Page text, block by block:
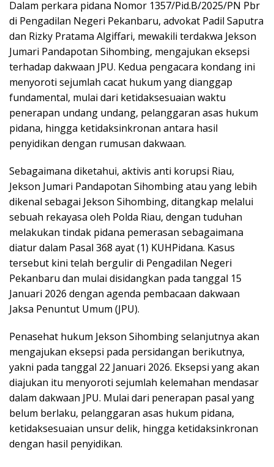
Dalam perkara pidana Nomor 1357/Pid.B/2025/PN Pbr
di Pengadilan Negeri Pekanbaru, advokat Padil Saputra
dan Rizky Pratama Algiffari, mewakili terdakwa Jekson
Jumari Pandapotan Sihombing, mengajukan eksepsi
terhadap dakwaan JPU. Kedua pengacara kondang ini
menyoroti sejumlah cacat hukum yang dianggap
fundamental, mulai dari ketidaksesuaian waktu
penerapan undang undang, pelanggaran asas hukum
pidana, hingga ketidaksinkronan antara hasil
penyidikan dengan rumusan dakwaan.
Sebagaimana diketahui, aktivis anti korupsi Riau,
Jekson Jumari Pandapotan Sihombing atau yang lebih
dikenal sebagai Jekson Sihombing, ditangkap melalui
sebuah rekayasa oleh Polda Riau, dengan tuduhan
melakukan tindak pidana pemerasan sebagaimana
diatur dalam Pasal 368 ayat (1) KUHPidana. Kasus
tersebut kini telah bergulir di Pengadilan Negeri
Pekanbaru dan mulai disidangkan pada tanggal 15
Januari 2026 dengan agenda pembacaan dakwaan
Jaksa Penuntut Umum (JPU).
Penasehat hukum Jekson Sihombing selanjutnya akan
mengajukan eksepsi pada persidangan berikutnya,
yakni pada tanggal 22 Januari 2026. Eksepsi yang akan
diajukan itu menyoroti sejumlah kelemahan mendasar
dalam dakwaan JPU. Mulai dari penerapan pasal yang
belum berlaku, pelanggaran asas hukum pidana,
ketidaksesuaian unsur delik, hingga ketidaksinkronan
dengan hasil penyidikan.